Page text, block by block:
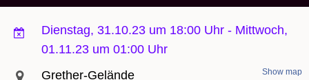
Dienstag, 31.10.23 um 18:00 Uhr - Mittwoch,
01.11.23 um 01:00 Uhr
Grether-Gelände
Show map